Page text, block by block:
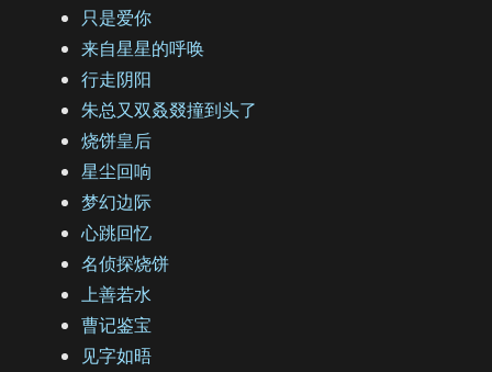
只是爱你
来自星星的呼唤
行走阴阳
朱总又双叒叕撞到头了
烧饼皇后
星尘回响
梦幻边际
心跳回忆
名侦探烧饼
上善若水
曹记鉴宝
见字如晤